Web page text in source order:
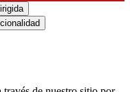
(artículo 7 del
679)
sobre el
y acepto el